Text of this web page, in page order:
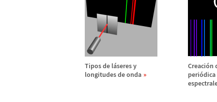
Tipos de láseres y
longitudes de onda
Creación
periódica